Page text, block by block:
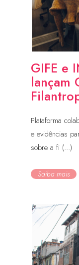
GIFE e
lançam
Plataforma
e evidências
sobre a fi (...)
Saiba mais